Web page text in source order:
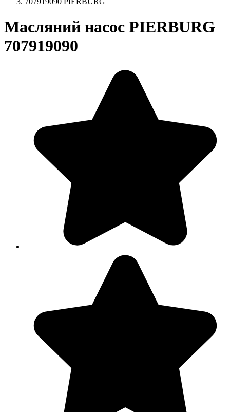
Масляний насос PIERBURG
707919090